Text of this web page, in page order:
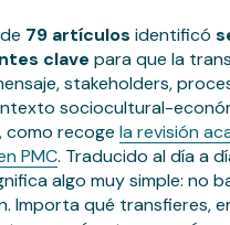
79 artículos identificó
clave para que la
stakeholders,
sociocultural-
como recoge la revisión
PMC. Traducido al día a
algo muy simple: no
Importa qué transfieres,